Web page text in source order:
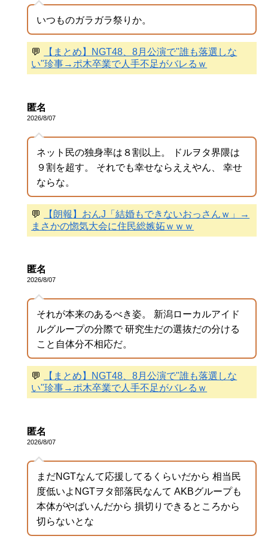
いつものガラガラ祭りか。
💬
【まとめ】NGT48、8月公演で"誰も落選しな
い"珍事→ポ木卒業で人手不足がバレるｗ
匿名
2026/8/07
ネット民の独身率は８割以上。 ドルヲタ界隈は
９割を超す。 それでも幸せならええやん、 幸せ
ならな。
💬
【朗報】おんJ「結婚もできないおっさんｗ」→
まさかの惚気大会に住民総嫉妬ｗｗｗ
匿名
2026/8/07
それが本来のあるべき姿。 新潟ローカルアイド
ルグループの分際で 研究生だの選抜だの分ける
こと自体分不相応だ。
💬
【まとめ】NGT48、8月公演で"誰も落選しな
い"珍事→ポ木卒業で人手不足がバレるｗ
匿名
2026/8/07
まだNGTなんて応援してるくらいだから 相当民
度低いよNGTヲタ部落民なんて AKBグループも
本体がやばいんだから 損切りできるところから
切らないとな